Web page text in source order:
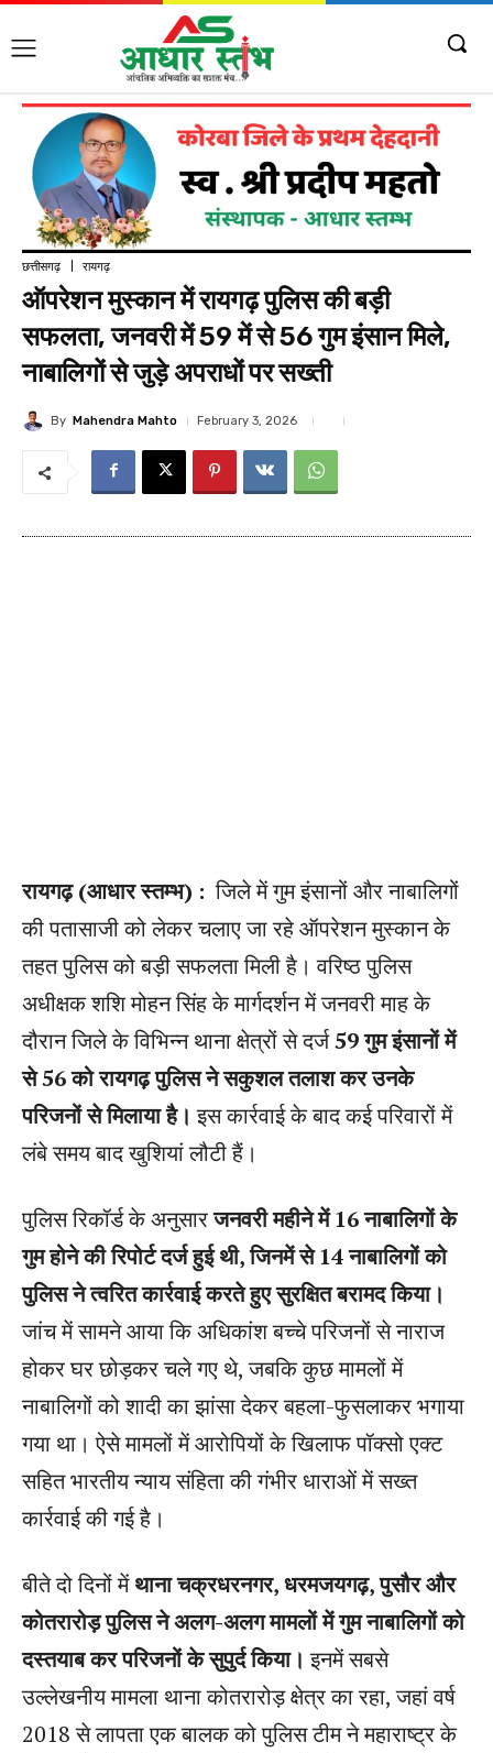
छत्तीसगढ़ रायगढ़
ऑपरेशन मुस्कान में रायगढ़ पुलिस की बड़ी
सफलता, जनवरी में 59 में से 56 गुम इंसान मिले,
नाबालिगों से जुड़े अपराधों पर सख्ती
By Mahendra Mahto February 3, 2026
रायगढ़ (आधार स्तम्भ) :जिले में गुम इंसानों और नाबालिगों
की पतासाजी को लेकर चलाए जा रहे ऑपरेशन मुस्कान के
तहत पुलिस को बड़ी सफलता मिली है। वरिष्ठ पुलिस
अधीक्षक शशि मोहन सिंह के मार्गदर्शन में जनवरी माह के
दौरान जिले के विभिन्न थाना क्षेत्रों से दर्ज59 गुम इंसानों में
से 56 को रायगढ़ पुलिस ने सकुशल तलाश कर उनके
परिजनों से मिलाया है। इस कार्रवाई के बाद कई परिवारों में
लंबे समय बाद खुशियां लौटी हैं।
पुलिस रिकॉर्ड के अनुसारजनवरी महीने में 16 नाबालिगों के
गुम होने की रिपोर्ट दर्ज हुई थी, जिनमें से 14 नाबालिगों को
पुलिस ने त्वरित कार्रवाई करते हुए सुरक्षित बरामद किया।
जांच में सामने आया कि अधिकांश बच्चे परिजनों से नाराज
होकर घर छोड़कर चले गए थे, जबकि कुछ मामलों में
नाबालिगों को शादी का झांसा देकर बहला-फुसलाकर भगाया
गया था। ऐसे मामलों में आरोपियों के खिलाफ पॉक्सो एक्ट
सहित भारतीय न्याय संहिता की गंभीर धाराओं में सख्त
कार्रवाई की गई है।
बीते दो दिनों मेंथाना चक्रधरनगर, धरमजयगढ़, पुसौर और
कोतरारोड़ पुलिस ने अलग-अलग मामलों में गुम नाबालिगों को
दस्तयाब कर परिजनों के सुपुर्द किया। इनमें सबसे
उल्लेखनीय मामला थाना कोतरारोड़ क्षेत्र का रहा, जहां वर्ष
2018 से लापता एक बालक को पुलिस टीम ने महाराष्ट्र के